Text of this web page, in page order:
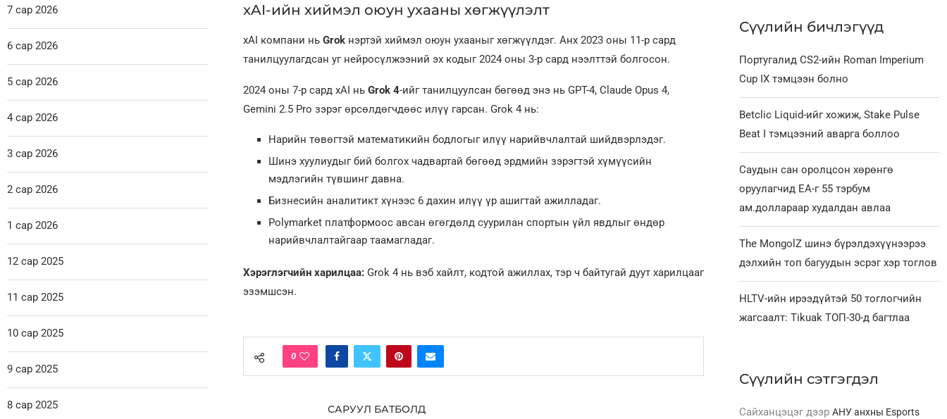
xAI-ийн хиймэл оюун ухааны хөгжүүлэлт
xAI компани нь Grokнэртэй хиймэл оюун ухааныг хөгжүүлдэг. Анх 2023 оны 11-р сард
танилцуулагдсан уг нейросүлжээний эх кодыг 2024 оны 3-р сард нээлттэй болгосон.
2024 оны 7-р сард xAI нь Grok 4-ийг танилцуулсан бөгөөд энэ нь GPT-4, Claude Opus 4,
Gemini 2.5 Pro зэрэг өрсөлдөгчдөөс илүү гарсан. Grok 4 нь:
Нарийн төвөгтэй математикийн бодлогыг илүү нарийвчлалтай шийдвэрлэдэг.
Шинэ хуулиудыг бий болгох чадвартай бөгөөд эрдмийн зэрэгтэй хүмүүсийн
мэдлэгийн түвшинг давна.
Бизнесийн аналитикт хүнээс 6 дахин илүү үр ашигтай ажилладаг.
Polymarket платформоос авсан өгөгдөлд суурилан спортын үйл явдлыг өндөр
нарийвчлалтайгаар таамагладаг.
Хэрэглэгчийн харилцаа:Grok 4 нь вэб хайлт, кодтой ажиллах, тэр ч байтугай дуут харилцааг
эзэмшсэн.
0
САРУУЛ БАТБОЛД
Сүүлийн бичлэгүүд
Португалид CS2-ийн Roman Imperium
Cup IX тэмцээн болно
Betclic Liquid-ийг хожиж, Stake Pulse
Beat I тэмцээний аварга боллоо
Саудын сан оролцсон хөрөнгө
оруулагчид EA-г 55 тэрбум
ам.доллараар худалдан авлаа
The MongolZ шинэ бүрэлдэхүүнээрээ
дэлхийн топ багуудын эсрэг хэр тоглов
HLTV-ийн ирээдүйтэй 50 тоглогчийн
жагсаалт: Tikuak ТОП-30-д багтлаа
Сүүлийн сэтгэгдэл
Сайханцэцэг дээрАНУ анхны Esports
7 сар 2026
6 сар 2026
5 сар 2026
4 сар 2026
3 сар 2026
2 сар 2026
1 сар 2026
12 сар 2025
11 сар 2025
10 сар 2025
9 сар 2025
8 сар 2025